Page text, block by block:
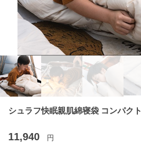
シュラフ快眠親肌綿寝袋 コンパクト
11,940 円